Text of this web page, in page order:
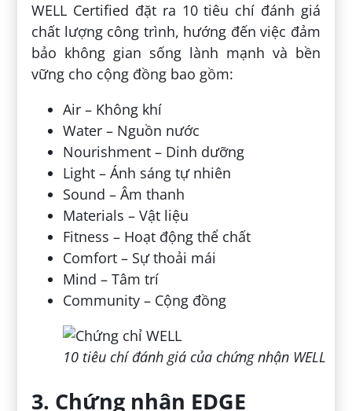
WELL Certified đặt ra 10 tiêu chí đánh giá
chất lượng công trình, hướng đến việc đảm
bảo không gian sống lành mạnh và bền
vững cho cộng đồng bao gồm:
Air – Không khí
Water – Nguồn nước
Nourishment – Dinh dưỡng
Light – Ánh sáng tự nhiên
Sound – Âm thanh
Materials – Vật liệu
Fitness – Hoạt động thể chất
Comfort – Sự thoải mái
Mind – Tâm trí
Community – Cộng đồng
10 tiêu chí đánh giá của chứng nhận WELL
3. Chứng nhận EDGE